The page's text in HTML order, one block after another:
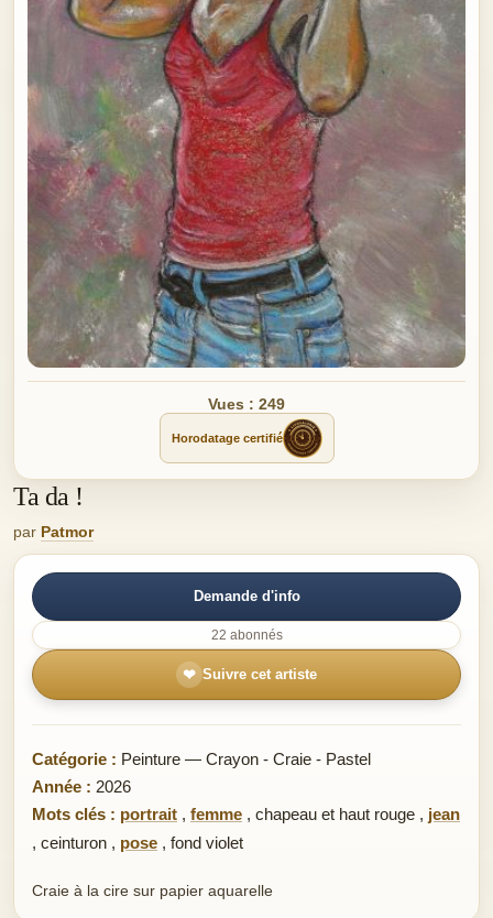
Vues : 249
Horodatage certifié
Ta da !
par Patmor
Demande d'info
22 abonnés
❤ Suivre cet artiste
Catégorie : Peinture — Crayon - Craie - Pastel
Année : 2026
Mots clés : portrait , femme , chapeau et haut rouge , jean
, ceinturon , pose , fond violet
Craie à la cire sur papier aquarelle